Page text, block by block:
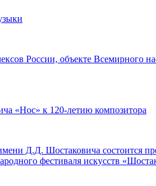
России, объекте Всемирного
«Нос» к 120-летию композитора
Д.Д. Шостаковича
фестиваля искусств